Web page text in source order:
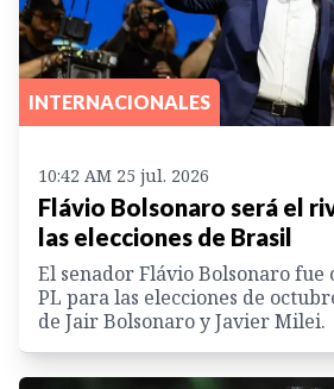
INTERNACIONALES
10:42 AM 25 jul. 2026
Flávio Bolsonaro será el
las elecciones de Brasil
El senador Flávio Bolsonaro
PL para las elecciones de
de Jair Bolsonaro y Javier Milei.